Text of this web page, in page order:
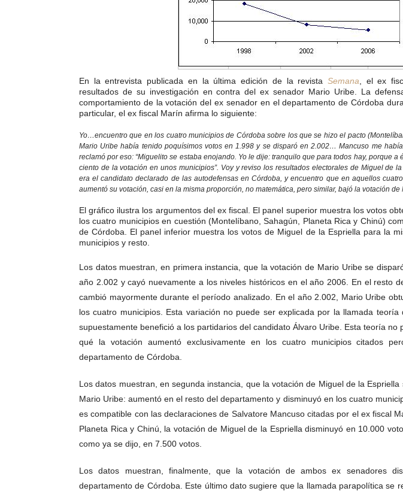
En la entrevista publicada en la última edición de la revista Semana , el ex
resultados de su investigación en contra del ex senador Mario Uribe. La
comportamiento de la votación del ex senador en el departamento de Córdoba
particular, el ex fiscal Marín afirma lo siguiente:
Yo…encuentro que en los cuatro municipios de Córdoba sobre los que se hizo el pacto
Mario Uribe había tenido poquísimos votos en 1.998 y se disparó en 2.002… Mancuso me
reclamó por eso: “Miguelito se estaba enojando. Yo le dije: tranquilo que para todos hay, porque a
ciento de la votación en unos municipios”. Voy y reviso los resultados electorales de Miguel de
era el candidato declarado de las autodefensas en Córdoba, y encuentro que en aquellos
aumentó su votación, casi en la misma proporción, no matemática, pero similar, bajó la votación
El gráfico ilustra los argumentos del ex fiscal. El panel superior muestra los votos
los cuatro municipios en cuestión (Montelíbano, Sahagún, Planeta Rica y Chinú)
de Córdoba. El panel inferior muestra los votos de Miguel de la Espriella para la
municipios y resto.
Los datos muestran, en primera instancia, que la votación de Mario Uribe se
año 2.002 y cayó nuevamente a los niveles históricos en el año 2006. En el resto
cambió mayormente durante el período analizado. En el año 2.002, Mario Uribe
los cuatro municipios. Esta variación no puede ser explicada por la llamada
supuestamente benefició a los partidarios del candidato Álvaro Uribe. Esta teoría no
qué la votación aumentó exclusivamente en los cuatro municipios citados
departamento de Córdoba.
Los datos muestran, en segunda instancia, que la votación de Miguel de la
Mario Uribe: aumentó en el resto del departamento y disminuyó en los cuatro
es compatible con las declaraciones de Salvatore Mancuso citadas por el ex fiscal
Planeta Rica y Chinú, la votación de Miguel de la Espriella disminuyó en 10.000
como ya se dijo, en 7.500 votos.
Los datos muestran, finalmente, que la votación de ambos ex senadores
departamento de Córdoba. Este último dato sugiere que la llamada parapolítica se